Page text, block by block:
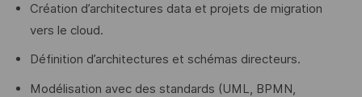
Création d’architectures data et projets de migration
vers le cloud.
Définition d’architectures et schémas directeurs.
Modélisation avec des standards (UML, BPMN,